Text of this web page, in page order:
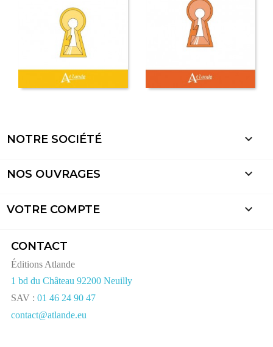
NOTRE SOCIÉTÉ 
NOS OUVRAGES 
VOTRE COMPTE 
CONTACT
Éditions Atlande
1 bd du Château 92200 Neuilly
SAV : 01 46 24 90 47
contact@atlande.eu